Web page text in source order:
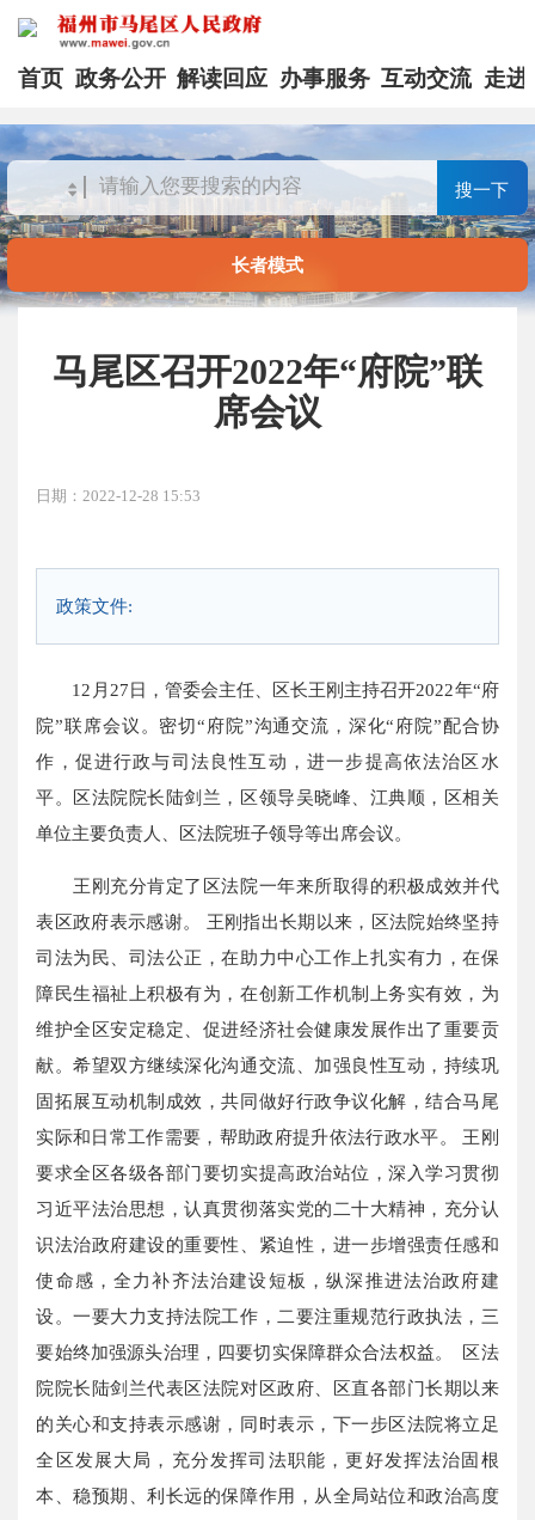
首页 政务公开 解读回应 办事服务 互动交流 走进
搜一下
长者模式
马尾区召开2022年“府院”联
席会议
日期：2022-12-28 15:53
政策文件:
12月27日，管委会主任、区长王刚主持召开2022年“府
院”联席会议。密切“府院”沟通交流，深化“府院”配合协
作，促进行政与司法良性互动，进一步提高依法治区水
平。区法院院长陆剑兰，区领导吴晓峰、江典顺，区相关
单位主要负责人、区法院班子领导等出席会议。
王刚充分肯定了区法院一年来所取得的积极成效并代
表区政府表示感谢。 王刚指出长期以来，区法院始终坚持
司法为民、司法公正，在助力中心工作上扎实有力，在保
障民生福祉上积极有为，在创新工作机制上务实有效，为
维护全区安定稳定、促进经济社会健康发展作出了重要贡
献。希望双方继续深化沟通交流、加强良性互动，持续巩
固拓展互动机制成效，共同做好行政争议化解，结合马尾
实际和日常工作需要，帮助政府提升依法行政水平。 王刚
要求全区各级各部门要切实提高政治站位，深入学习贯彻
习近平法治思想，认真贯彻落实党的二十大精神，充分认
识法治政府建设的重要性、紧迫性，进一步增强责任感和
使命感，全力补齐法治建设短板，纵深推进法治政府建
设。一要大力支持法院工作，二要注重规范行政执法，三
要始终加强源头治理，四要切实保障群众合法权益。 区法
院院长陆剑兰代表区法院对区政府、区直各部门长期以来
的关心和支持表示感谢，同时表示，下一步区法院将立足
全区发展大局，充分发挥司法职能，更好发挥法治固根
本、稳预期、利长远的保障作用，从全局站位和政治高度